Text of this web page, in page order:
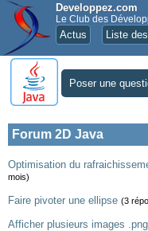
Developpez.com
Le Club des
Actus Liste
Poser une
Forum 2D Java
Optimisation du
mois)
Faire pivoter une ellipse (3
Afficher plusieurs images